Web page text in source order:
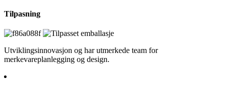
Tilpasning
Utviklingsinnovasjon og har utmerkede team for
merkevareplanlegging og design.